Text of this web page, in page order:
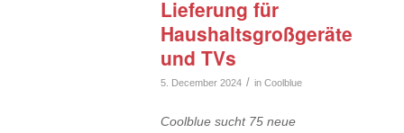
Lieferung für
Haushaltsgroßgeräte
und TVs
5. December 2024 / in Coolblue
Coolblue sucht 75 neue